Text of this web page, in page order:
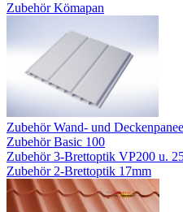
Zubehör Kömapan
Zubehör Wand- und
Zubehör Basic 100
Zubehör 3-Brettoptik VP200 u.
Zubehör 2-Brettoptik 17mm